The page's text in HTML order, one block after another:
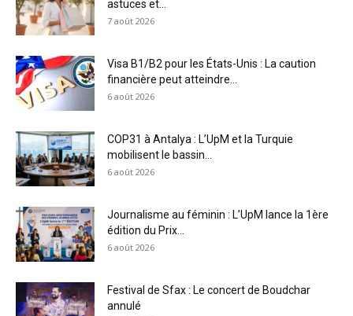
astuces et...
7 août 2026
Visa B1/B2 pour les États-Unis : La caution
financière peut atteindre...
6 août 2026
COP31 à Antalya : L’UpM et la Turquie
mobilisent le bassin...
6 août 2026
Journalisme au féminin : L’UpM lance la 1ère
édition du Prix...
6 août 2026
Festival de Sfax : Le concert de Boudchar
annulé